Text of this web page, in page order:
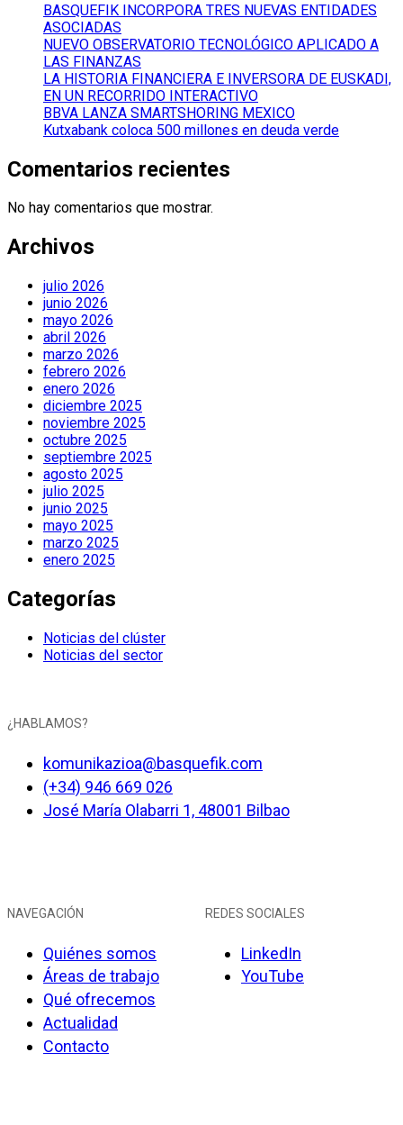
BASQUEFIK INCORPORA TRES NUEVAS ENTIDADES
ASOCIADAS
NUEVO OBSERVATORIO TECNOLÓGICO APLICADO A
LAS FINANZAS
LA HISTORIA FINANCIERA E INVERSORA DE EUSKADI,
EN UN RECORRIDO INTERACTIVO
BBVA LANZA SMARTSHORING MEXICO
Kutxabank coloca 500 millones en deuda verde
Comentarios recientes
No hay comentarios que mostrar.
Archivos
julio 2026
junio 2026
mayo 2026
abril 2026
marzo 2026
febrero 2026
enero 2026
diciembre 2025
noviembre 2025
octubre 2025
septiembre 2025
agosto 2025
julio 2025
junio 2025
mayo 2025
marzo 2025
enero 2025
Categorías
Noticias del clúster
Noticias del sector
¿HABLAMOS?
komunikazioa@basquefik.com
(+34) 946 669 026
José María Olabarri 1, 48001 Bilbao
NAVEGACIÓN
Quiénes somos
Áreas de trabajo
Qué ofrecemos
Actualidad
Contacto
REDES SOCIALES
LinkedIn
YouTube